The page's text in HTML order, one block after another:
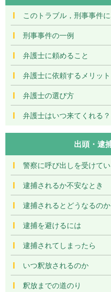
このトラブル，刑事事件
刑事事件の一例
弁護士に頼めること
弁護士に依頼するメリット
弁護士の選び方
弁護士はいつ来てくれる
出頭・逮
警察に呼び出しを受けて
逮捕されるか不安なとき
逮捕されるとどうなるのか
逮捕を避けるには
逮捕されてしまったら
いつ釈放されるのか
釈放までの道のり